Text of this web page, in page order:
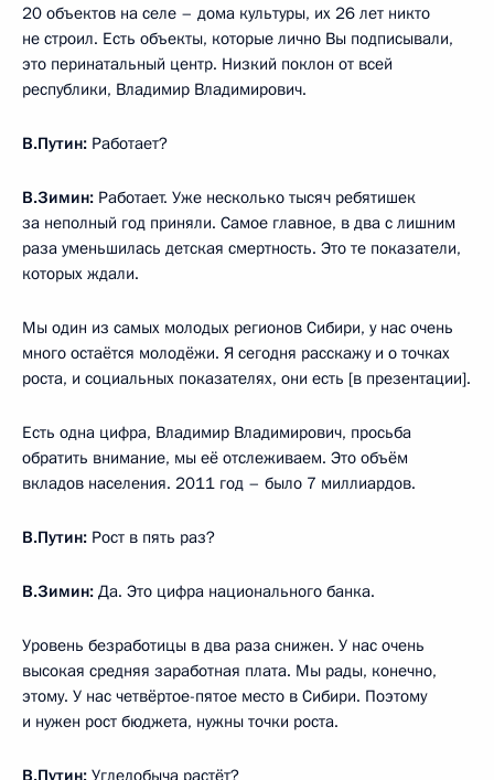
20 объектов на селе – дома культуры, их 26 лет никто
не строил. Есть объекты, которые лично Вы подписывали,
это перинатальный центр. Низкий поклон от всей
республики, Владимир Владимирович.
В.Путин: Работает?
В.Зимин: Работает. Уже несколько тысяч ребятишек
за неполный год приняли. Самое главное, в два с лишним
раза уменьшилась детская смертность. Это те показатели,
которых ждали.
Мы один из самых молодых регионов Сибири, у нас очень
много остаётся молодёжи. Я сегодня расскажу и о точках
роста, и социальных показателях, они есть [в презентации].
Есть одна цифра, Владимир Владимирович, просьба
обратить внимание, мы её отслеживаем. Это объём
вкладов населения. 2011 год – было 7 миллиардов.
В.Путин: Рост в пять раз?
В.Зимин: Да. Это цифра национального банка.
Уровень безработицы в два раза снижен. У нас очень
высокая средняя заработная плата. Мы рады, конечно,
этому. У нас четвёртое-пятое место в Сибири. Поэтому
и нужен рост бюджета, нужны точки роста.
В.Путин: Угледобыча растёт?